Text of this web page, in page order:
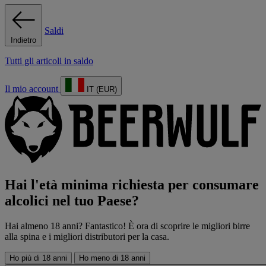
Indietro
Saldi
Tutti gli articoli in saldo
Il mio account IT (EUR)
Hai l'età minima richiesta per consumare
alcolici nel tuo Paese?
Hai almeno 18 anni? Fantastico! È ora di scoprire le migliori birre
alla spina e i migliori distributori per la casa.
Ho più di 18 anni Ho meno di 18 anni